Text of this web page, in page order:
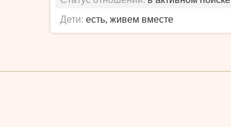
Дети: есть, живем вместе